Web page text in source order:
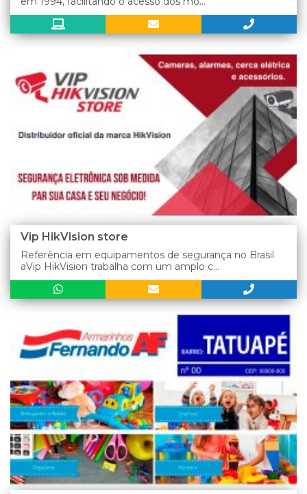
Vip HikVision store
Referência em equipamentos de segurança no Brasil
aVip HikVision trabalha com um amplo c...